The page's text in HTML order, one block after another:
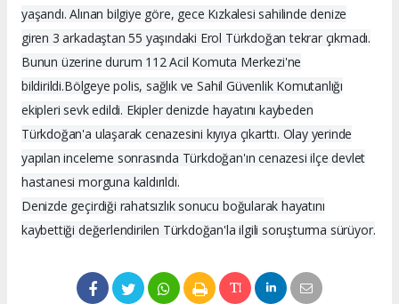
yaşandı. Alınan bilgiye göre, gece Kızkalesi sahilinde denize
giren 3 arkadaştan 55 yaşındaki Erol Türkdoğan tekrar çıkmadı.
Bunun üzerine durum 112 Acil Komuta Merkezi'ne
bildirildi.Bölgeye polis, sağlık ve Sahil Güvenlik Komutanlığı
ekipleri sevk edildi. Ekipler denizde hayatını kaybeden
Türkdoğan'a ulaşarak cenazesini kıyıya çıkarttı. Olay yerinde
yapılan inceleme sonrasında Türkdoğan'ın cenazesi ilçe devlet
hastanesi morguna kaldırıldı.
Denizde geçirdiği rahatsızlık sonucu boğularak hayatını
kaybettiği değerlendirilen Türkdoğan'la ilgili soruşturma sürüyor.